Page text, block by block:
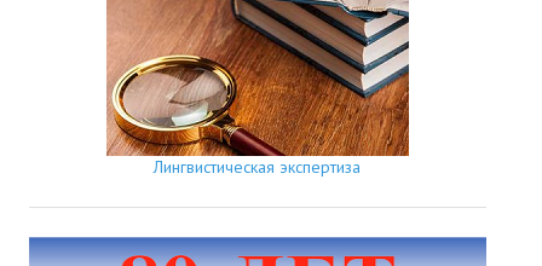
Лингвистическая экспертиза